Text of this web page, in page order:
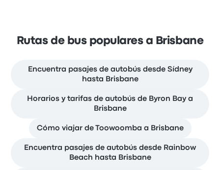
Rutas de bus populares a Brisbane
Encuentra pasajes de autobús desde Sídney
hasta Brisbane
Horarios y tarifas de autobús de Byron Bay a
Brisbane
Cómo viajar de Toowoomba a Brisbane
Encuentra pasajes de autobús desde Rainbow
Beach hasta Brisbane